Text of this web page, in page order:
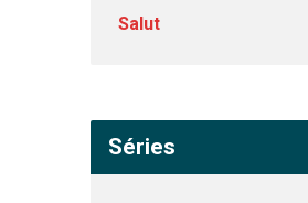
Salut
Séries